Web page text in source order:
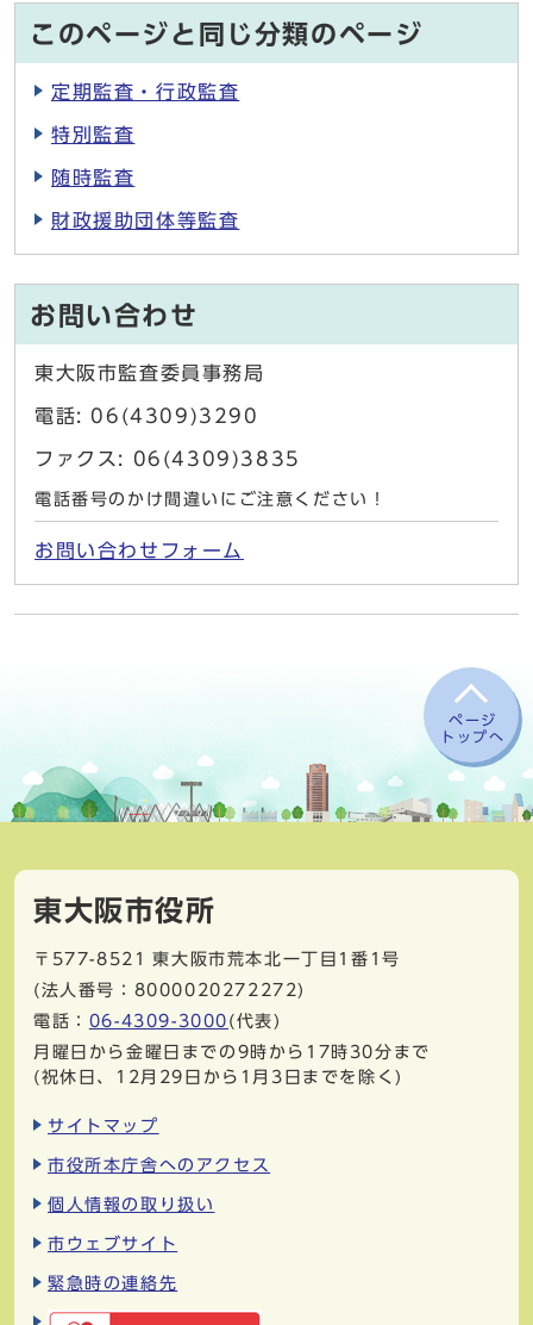
このページと同じ分類のページ
定期監査・行政監査
特別監査
随時監査
財政援助団体等監査
お問い合わせ
東大阪市監査委員事務局
電話: 06(4309)3290
ファクス: 06(4309)3835
電話番号のかけ間違いにご注意ください！
お問い合わせフォーム
ページ
トップへ
東大阪市役所
〒577-8521
東大阪市荒本北一丁目1番1号
(法人番号：8000020272272)
電話： 06-4309-3000 (代表)
月曜日から金曜日までの9時から17時30分まで
(祝休日、12月29日から1月3日までを除く)
サイトマップ
市役所本庁舎へのアクセス
個人情報の取り扱い
市ウェブサイト
緊急時の連絡先